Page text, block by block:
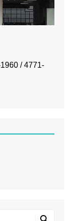
/ 4771-